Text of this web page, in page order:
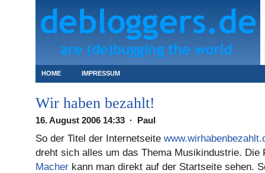
HOME IMPRESSUM
Wir haben bezahlt!
16. August 2006 14:33 · Paul
So der Titel der Internetseite
dreht sich alles um das Thema Musikindustrie. Die
Macher kann man direkt auf der Startseite sehen.